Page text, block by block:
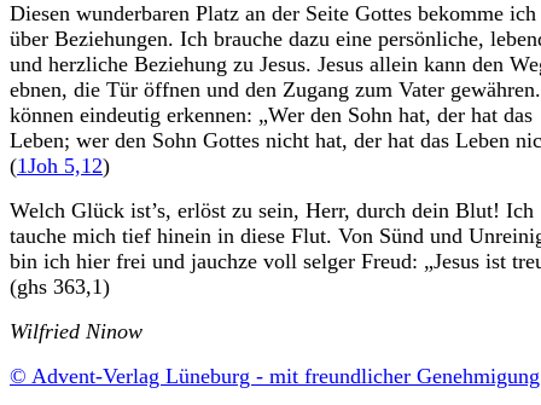
Diesen wunderbaren Platz an der Seite Gottes bekomme
über Beziehungen. Ich brauche dazu eine persönliche,
und herzliche Beziehung zu Jesus. Jesus allein kann den
ebnen, die Tür öffnen und den Zugang zum Vater
können eindeutig erkennen: „Wer den Sohn hat, der hat das
Leben; wer den Sohn Gottes nicht hat, der hat das Leben
(1Joh 5,12)
Welch Glück ist’s, erlöst zu sein, Herr, durch dein Blut! Ich
tauche mich tief hinein in diese Flut. Von Sünd und
bin ich hier frei und jauchze voll selger Freud: „Jesus ist
(ghs 363,1)
Wilfried Ninow
© Advent-Verlag Lüneburg - mit freundlicher